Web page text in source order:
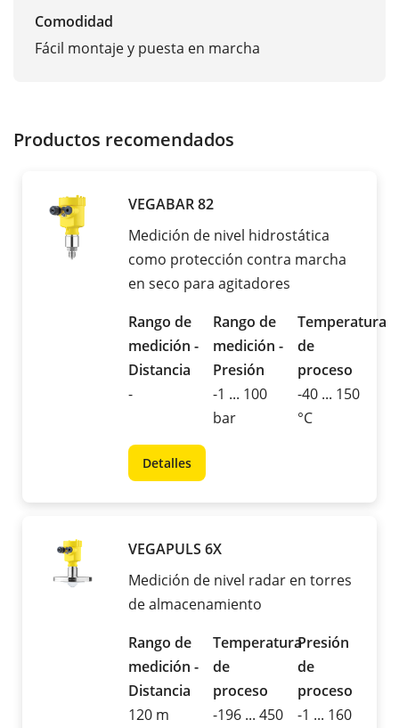
Comodidad
Fácil montaje y puesta en marcha
Productos recomendados
VEGABAR 82
Medición de nivel hidrostática
como protección contra marcha
en seco para agitadores
Rango de
medición -
Distancia
-
Rango de
medición -
Presión
-1 ... 100
bar
Temperatura
de
proceso
-40 ... 150
°C
Detalles
VEGAPULS 6X
Medición de nivel radar en torres
de almacenamiento
Rango de
medición -
Distancia
120 m
Temperatura
de
proceso
-196 ... 450
Presión
de
proceso
-1 ... 160